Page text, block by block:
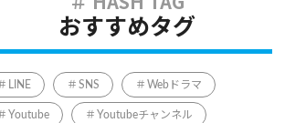
おすすめタグ
LINE SNS Webドラマ
Youtube Youtubeチャンネル